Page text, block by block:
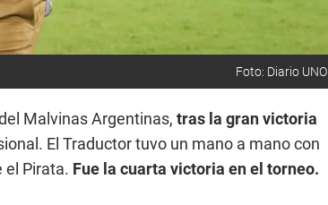
Foto: Diario UNO
Malvinas Argentinas, tras la gran victoria
El Traductor tuvo un mano a mano con
el Pirata. Fue la cuarta victoria en el torneo.